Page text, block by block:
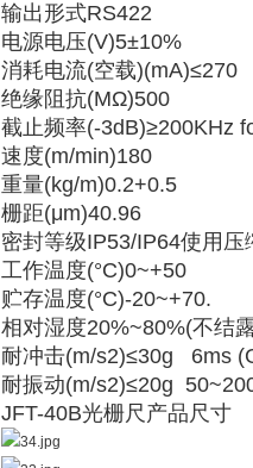
输出形式RS422
电源电压(V)5±10%
消耗电流(空载)(mA)≤270
绝缘阻抗(MΩ)500
截止频率(-3dB)≥200KHz
速度(m/min)180
重量(kg/m)0.2+0.5
栅距(μm)40.96
密封等级IP53/IP64使用压
工作温度(°C)0~+50
贮存温度(°C)-20~+70.
相对湿度20%~80%(不结
耐冲击(m/s2)≤30g 6ms
耐振动(m/s2)≤20g
JFT-40B光栅尺产品尺寸